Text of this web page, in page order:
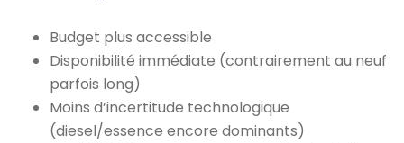
Budget plus accessible
Disponibilité immédiate (contrairement au neuf
parfois long)
Moins d’incertitude technologique
(diesel/essence encore dominants)